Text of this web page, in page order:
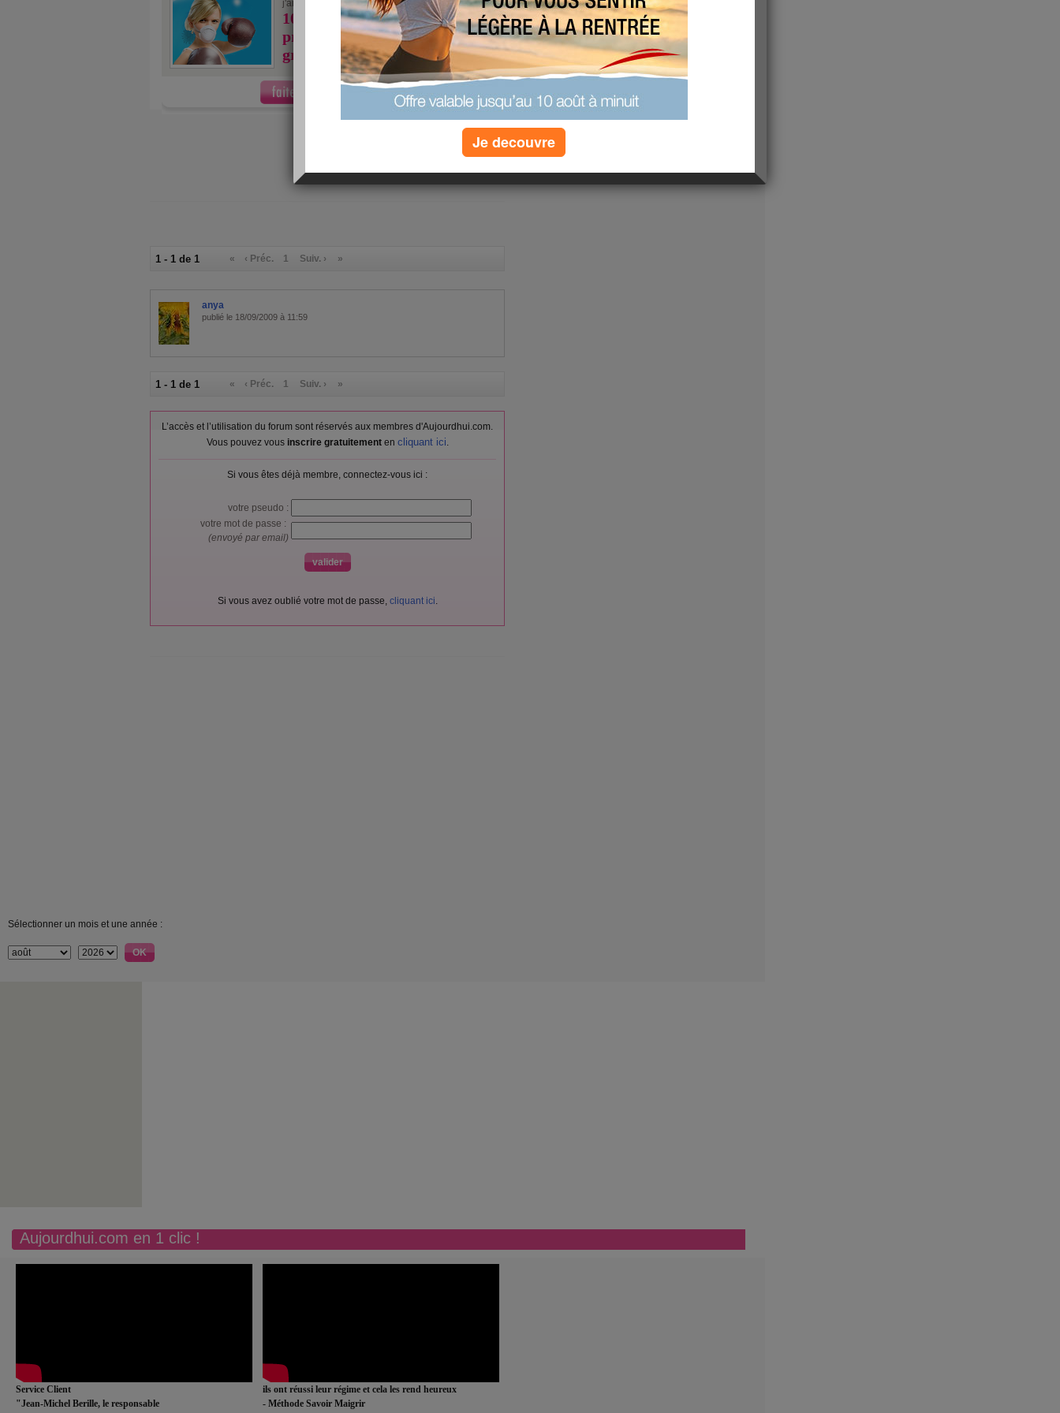
j'ai fait au quizz
10 précautions à
prendre pour éviter la
grippe A
»plus de quizz
1 - 1 de 1 « ‹ Préc. 1 Suiv. › »
anya
publié le 18/09/2009 à 11:59
1 - 1 de 1 « ‹ Préc. 1 Suiv. › »
L’accès et l’utilisation du forum sont réservés aux membres d'Aujourdhui.com.
Vous pouvez vous inscrire gratuitementen cliquant ici.
Si vous êtes déjà membre, connectez-vous ici :
votre pseudo :
votre mot de passe :
(envoyé par email)
Si vous avez oublié votre mot de passe, cliquant ici.
Sélectionner un mois et une année :
Aujourdhui.com en 1 clic !
Service Client
"Jean-Michel Berille, le responsable
ils ont réussi leur régime et cela les rend heureux
- Méthode Savoir Maigrir
Je decouvre